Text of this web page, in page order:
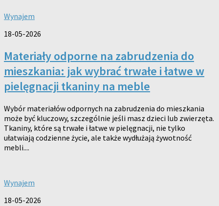
Wynajem
18-05-2026
Materiały odporne na zabrudzenia do
mieszkania: jak wybrać trwałe i łatwe w
pielęgnacji tkaniny na meble
Wybór materiałów odpornych na zabrudzenia do mieszkania
może być kluczowy, szczególnie jeśli masz dzieci lub zwierzęta.
Tkaniny, które są trwałe i łatwe w pielęgnacji, nie tylko
ułatwiają codzienne życie, ale także wydłużają żywotność
mebli....
Wynajem
18-05-2026